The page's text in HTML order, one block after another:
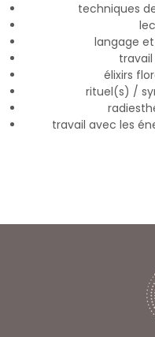
techniques
langage
élixirs
rituel(s) /
travail avec les